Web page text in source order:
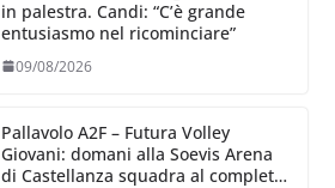
in palestra. Candi: “C’è grande
entusiasmo nel ricominciare”
09/08/2026
Pallavolo A2F – Futura Volley
Giovani: domani alla Soevis Arena
di Castellanza squadra al completo